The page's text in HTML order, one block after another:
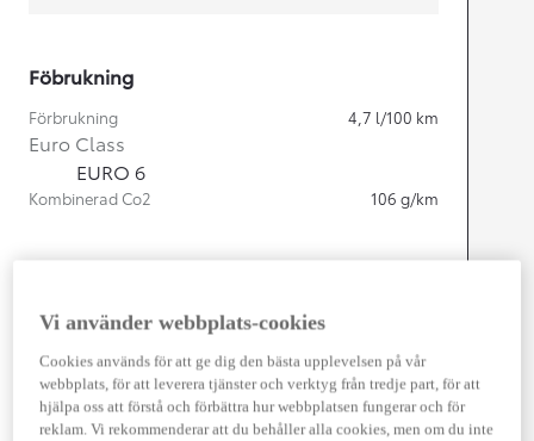
Föbrukning
Förbrukning 4,7 l/100 km
Euro Class
EURO 6
Kombinerad Co2 106 g/km
Cylindrar
Kapacitet
Effekt
103kw (140 hk)
Prestanda
Vi använder webbplats-cookies
Cookies används för att ge dig den bästa upplevelsen på vår
webbplats, för att leverera tjänster och verktyg från tredje part, för att
hjälpa oss att förstå och förbättra hur webbplatsen fungerar och för
reklam. Vi rekommenderar att du behåller alla cookies, men om du inte